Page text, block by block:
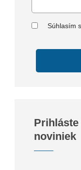
Súhlasím
noviniek